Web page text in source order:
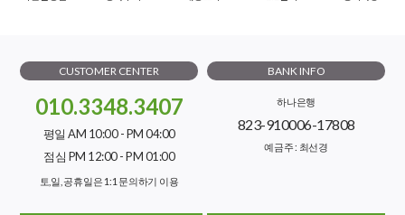
CUSTOMER CENTER
010.3348.3407
평일 AM 10:00 - PM 04:00
점심 PM 12:00 - PM 01:00
토,일, 공휴일은 1:1 문의하기 이용
BANK INFO
하나은행
823-910006-17808
예금주 : 최선경